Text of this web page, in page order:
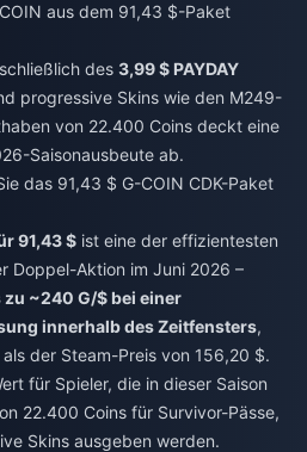
aus dem 91,43 $-Paket
des 3,99 $ PAYDAY
progressive Skins wie den M249-
von 22.400 Coins deckt eine
Saisonausbeute ab.
das 91,43 $ G-COIN CDK-Paket
91,43 $ ist eine der effizientesten
Doppel-Aktion im Juni 2026 –
zu ~240 G/$ bei einer
innerhalb des Zeitfensters,
der Steam-Preis von 156,20 $.
für Spieler, die in dieser Saison
22.400 Coins für Survivor-Pässe,
Skins ausgeben werden.